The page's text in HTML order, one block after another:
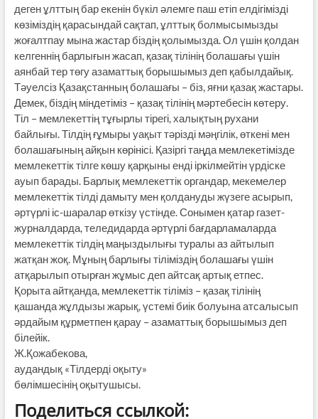
деген ұлттың бар екенін бүкіл әлемге паш етіп елдігімізді
көзі­міздің қарасындай сақтап, ұлттық болмысымызды
жоғалтпау мына жастар біздің қолымызда. Ол үшін қолдан
келгеннің барлығын жасап, қазақ тілінің болашағы үшін
аянбай тер төгу азаматтық борышымыз деп қабылдайық.
Тәуелсіз Қазақстанның болашағы – біз, яғни қазақ жастары.
Демек, біздің міндетіміз – қазақ тілінің мәртебесін көтеру.
Тіл – мемлекеттің тұғырлы тірегі, халықтың рухани
байлығы. Тілдің ғұмыры уақыт тәрізді мәңгілік, өткені мен
болашағының айқын көрінісі. Қазіргі таңда мемлекетімізде
мемлекеттік тілге көшу қарқыны енді іркілмейтін үрдіске
ауып барады. Барлық мемлекеттік органдар, меке­мелер
мемлекеттік тілді дамыту мен қолдануды жүзеге асырып,
әртүрлі іс-шаралар өткізу үстінде. Сонымен қатар газет-
журналдарда, теледидарда әртүрлі бағдарламаларда
мемлекеттік тілдің маңыздылығы туралы аз айтылып
жатқан жоқ. Мұның барлығы тіліміздің болашағы үшін
атқарылып отырған жұмыс деп айтсақ артық етпес.
Қорыта айтқанда, мемлекеттік тілі­міз – қазақ тілінің
қашанда жұлдызы жарық, үстемі биік болуына атсалы­сып
әрдайым құрметпен қарау – аза­мат­тық борышымыз деп
білейік.
Ж.Қожабекова,
аудандық «Тілдерді оқыту»
бөлімшесінің оқытушысы.
Поделиться ссылкой: